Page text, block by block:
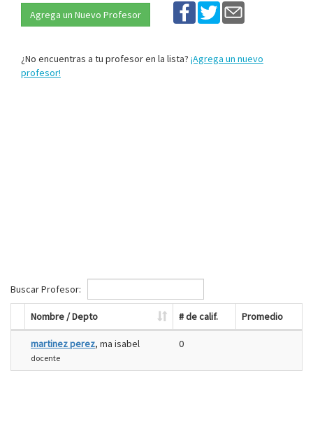
Agrega un Nuevo Profesor
¿No encuentras a tu profesor en la lista? ¡Agrega un nuevo
profesor!
Buscar Profesor:
Nombre / Depto # de calif. Promedio
martinez perez, ma isabel
docente
0